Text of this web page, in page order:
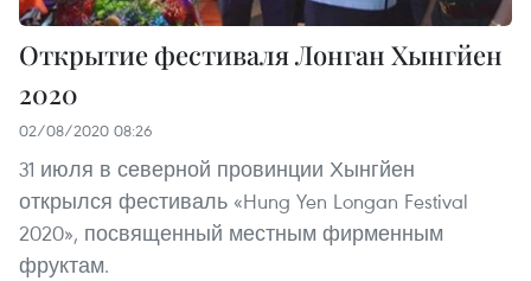
Открытие фестиваля Лонган Хынгйен
2020
02/08/2020 08:26
31 июля в северной провинции Хынгйен
открылся фестиваль «Hung Yen Longan Festival
2020», посвященный местным фирменным
фруктам.